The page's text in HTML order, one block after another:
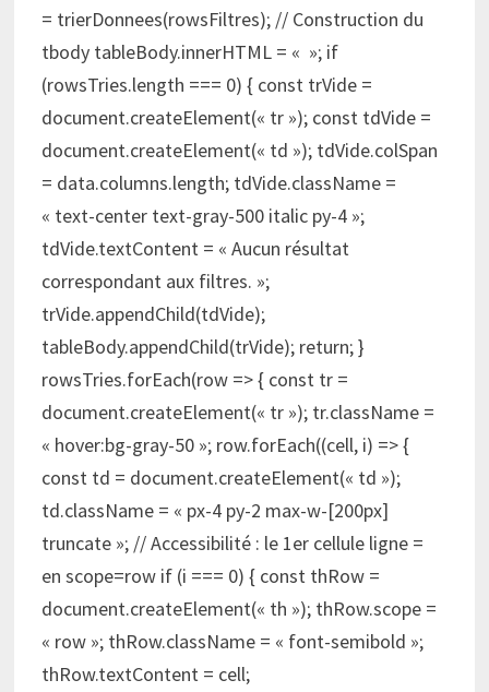
= trierDonnees(rowsFiltres); // Construction du
tbody tableBody.innerHTML = « »; if
(rowsTries.length === 0) { const trVide =
document.createElement(« tr »); const tdVide =
document.createElement(« td »); tdVide.colSpan
= data.columns.length; tdVide.className =
« text-center text-gray-500 italic py-4 »;
tdVide.textContent = « Aucun résultat
correspondant aux filtres. »;
trVide.appendChild(tdVide);
tableBody.appendChild(trVide); return; }
rowsTries.forEach(row => { const tr =
document.createElement(« tr »); tr.className =
« hover:bg-gray-50 »; row.forEach((cell, i) => {
const td = document.createElement(« td »);
td.className = « px-4 py-2 max-w-[200px]
truncate »; // Accessibilité : le 1er cellule ligne =
en scope=row if (i === 0) { const thRow =
document.createElement(« th »); thRow.scope =
« row »; thRow.className = « font-semibold »;
thRow.textContent = cell;